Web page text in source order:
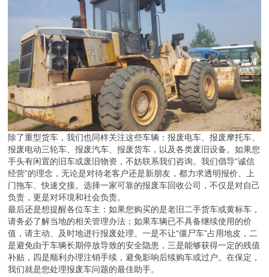
除了重型货车，我们也同样关注这些车辆：报废电车、报废摩托车、
报废电动三轮车、报废汽车、报废货车，以及各类废旧设备。如果您
手头有闲置的旧车或废旧物资，不妨联系我们咨询。我们倡导“诚信
经营”的理念，无论是对待老客户还是新朋友，都力求透明报价、上
门拖车、快速交接。选择一家可靠的报废车回收公司，不仅是对自己
负责，更是对环境和社会负责。
最后还是想提醒各位车主：如果您购买的是老旧二手货车或黄标车，
请务必了解当地的相关管理办法；如果车辆已不具备继续使用的价
值，请主动、及时地进行报废处理。一是不让“僵尸车”占用地皮，二
是避免由于车辆长期停放导致的安全隐患，三是能够获得一定的残值
补贴，四是顺利办理注销手续，避免影响后续购车或过户。在保定，
我们就是您处理报废车问题的最佳助手。